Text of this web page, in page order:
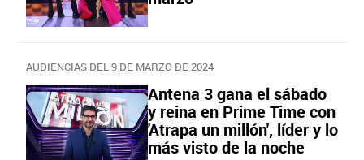
AUDIENCIAS DEL 9 DE MARZO DE 2024
Antena 3 gana el sábado
y reina en Prime Time con
'Atrapa un millón', líder y lo
más visto de la noche